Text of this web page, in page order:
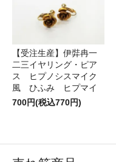
【受注生産】伊弉冉一
二三イヤリング・ピア
ス ヒプノシスマイク
風 ひふみ ヒプマイ
700円(税込770円)